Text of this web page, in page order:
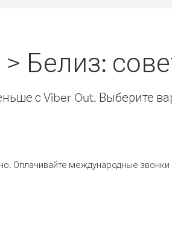
Белиз:
с Viber Out. Выберите
Оплачивайте международные